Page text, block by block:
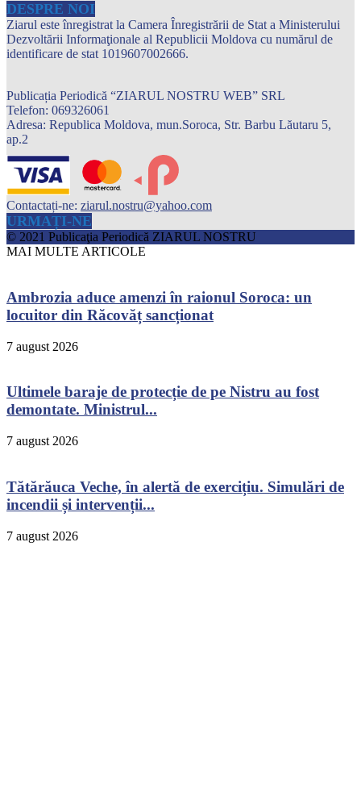
DESPRE NOI
Ziarul este înregistrat la Camera Înregistrării de Stat a Ministerului
Dezvoltării Informaţionale al Republicii Moldova cu numărul de
identificare de stat 1019607002666.
Publicația Periodică “ZIARUL NOSTRU WEB” SRL
Telefon: 069326061
Adresa: Republica Moldova, mun.Soroca, Str. Barbu Lăutaru 5,
ap.2
Contactați-ne: ziarul.nostru@yahoo.com
URMAȚI-NE
© 2021 Publicaţia Periodică ZIARUL NOSTRU
MAI MULTE ARTICOLE
Ambrozia aduce amenzi în raionul Soroca: un
locuitor din Răcovăț sancționat
7 august 2026
Ultimele baraje de protecție de pe Nistru au fost
demontate. Ministrul...
7 august 2026
Tătărăuca Veche, în alertă de exercițiu. Simulări de
incendii și intervenții...
7 august 2026